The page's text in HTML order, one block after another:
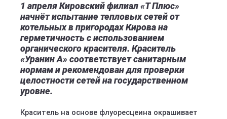
1 апреля Кировский филиал «Т Плюс»
начнёт испытание тепловых сетей от
котельных в пригородах Кирова на
герметичность с использованием
органического красителя. Краситель
«Уранин А» соответствует санитарным
нормам и рекомендован для проверки
целостности сетей на государственном
уровне.
Краситель на основе флуоресцеина окрашивает